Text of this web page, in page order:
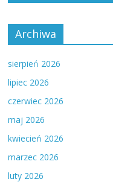
Archiwa
sierpień 2026
lipiec 2026
czerwiec 2026
maj 2026
kwiecień 2026
marzec 2026
luty 2026